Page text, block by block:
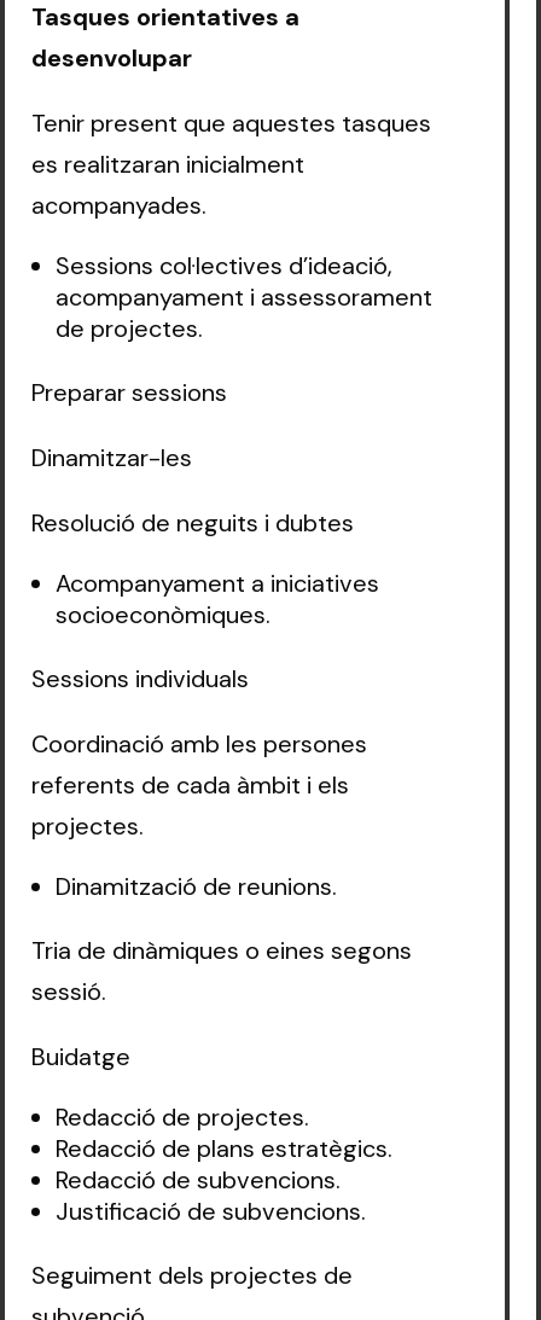
Tasques orientatives a
desenvolupar
Tenir present que aquestes tasques
es realitzaran inicialment
acompanyades.
‍Sessions col·lectives d’ideació,
acompanyament i assessorament
de projectes.
Preparar sessions
Dinamitzar-les
Resolució de neguits i dubtes
Acompanyament a iniciatives
socioeconòmiques.
Sessions individuals
Coordinació amb les persones
referents de cada àmbit i els
projectes.
Dinamització de reunions.
Tria de dinàmiques o eines segons
sessió.
Buidatge
Redacció de projectes.
Redacció de plans estratègics.
Redacció de subvencions.
Justificació de subvencions.
Seguiment dels projectes de